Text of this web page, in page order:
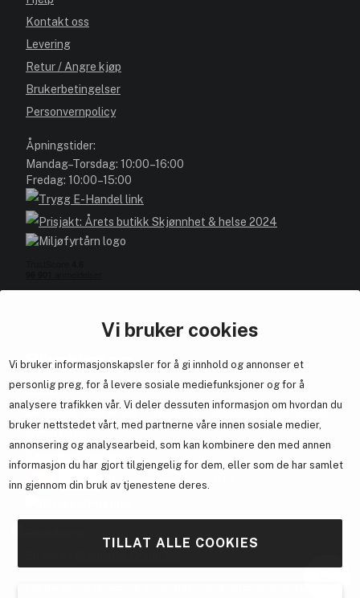
Vi bruker cookies
Vi bruker informasjonskapsler for å gi innhold og annonser et
personlig preg, for å levere sosiale mediefunksjoner og for å
analysere trafikken vår. Vi deler dessuten informasjon om hvordan du
bruker nettstedet vårt, med partnerne våre innen sosiale medier,
annonsering og analysearbeid, som kan kombinere den med annen
informasjon du har gjort tilgjengelig for dem, eller som de har samlet
inn gjennom din bruk av tjenestene deres.
TILLAT ALLE COOKIES
Kontakt oss
Levering
Retur / Angre kjøp
Brukerbetingelser
Personvernpolicy
Åpningstider:
Mandag–Torsdag: 10:00–16:00
Fredag: 10:00–15:00
Blivakker.no
Om oss
Bli medlem helt gratis - få poeng og eksklusive rabattkoder.